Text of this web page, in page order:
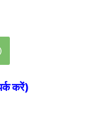
करें)